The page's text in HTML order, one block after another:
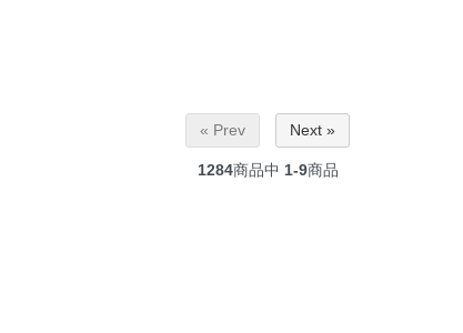
« Prev Next »
1284商品中 1-9商品